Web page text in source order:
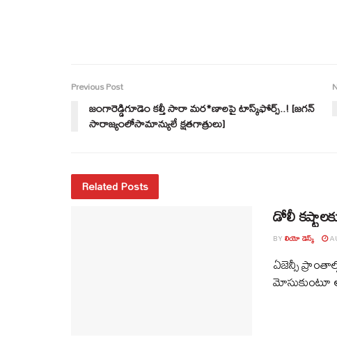
Previous Post
జంగారెడ్డిగూడెం కల్తీ సారా మర*ణాలపై టాస్క్‌ఫోర్స్‌..! [జగన్
సారాజ్యంలోసామాన్యులే క్షతగాత్రులు]
Related Posts
డోలీ
BY లియో డెస్క్
ఏజెన్సీ
మోసుకుంటూ